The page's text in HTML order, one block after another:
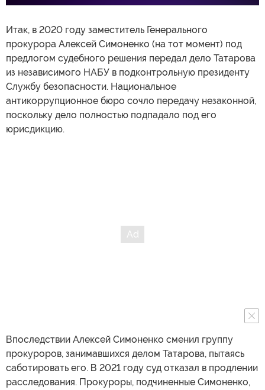
Итак, в 2020 году заместитель Генерального
прокурора Алексей Симоненко (на тот момент) под
предлогом судебного решения передал дело Татарова
из независимого НАБУ в подконтрольную президенту
Службу безопасности. Национальное
антикоррупционное бюро сочло передачу незаконной,
поскольку дело полностью подпадало под его
юрисдикцию.
Впоследствии Алексей Симоненко сменил группу
прокуроров, занимавшихся делом Татарова, пытаясь
саботировать его. В 2021 году суд отказал в продлении
расследования. Прокуроры, подчиненные Симоненко,